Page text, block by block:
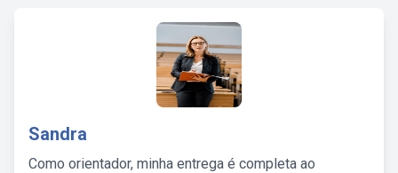
Sandra
Como orientador, minha entrega é completa ao